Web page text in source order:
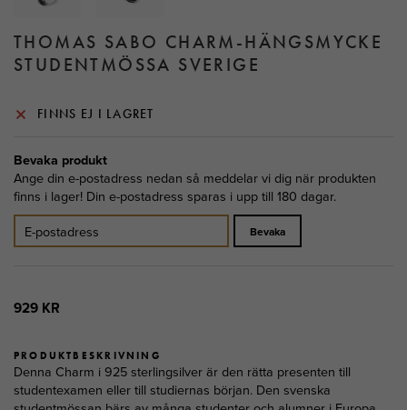
THOMAS SABO CHARM-HÄNGSMYCKE
STUDENTMÖSSA SVERIGE
PRODUKTBESKRIVNING
Denna Charm i 925 sterlingsilver är den rätta presenten till
studentexamen eller till studiernas början. Den svenska
929 KR
FINNS EJ I LAGRET
Bevaka produkt
Ange din e-postadress nedan så meddelar vi dig när produkten
finns i lager! Din e-postadress sparas i upp till 180 dagar.
Bevaka